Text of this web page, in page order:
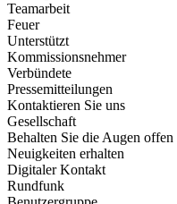
Teamarbeit
Feuer
Unterstützt
Kommissionsnehmer
Verbündete
Pressemitteilungen
Kontaktieren Sie uns
Gesellschaft
Behalten Sie die Augen offen
Neuigkeiten erhalten
Digitaler Kontakt
Rundfunk